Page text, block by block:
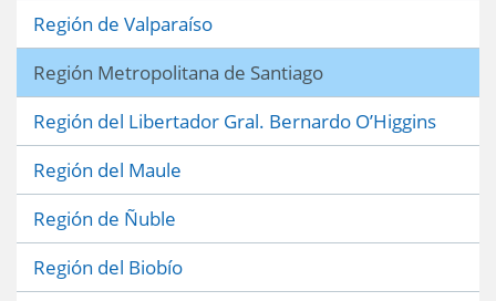
Región de Valparaíso
Región Metropolitana de Santiago
Región del Libertador Gral. Bernardo O’Higgins
Región del Maule
Región de Ñuble
Región del Biobío